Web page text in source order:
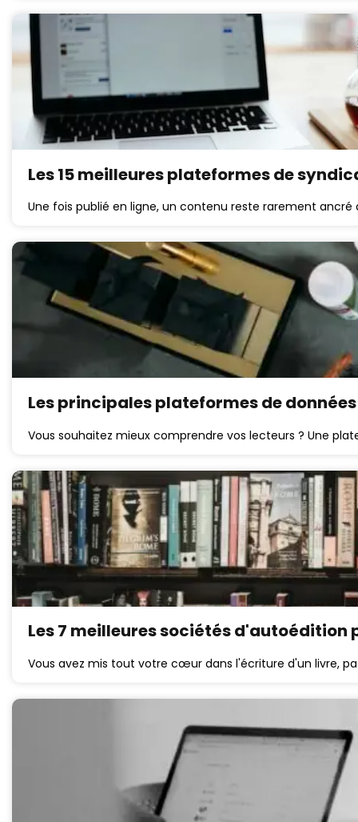
Les 15 meilleures plateformes de
Une fois publié en ligne, un contenu reste rarement ancré
Les principales plateformes de
Vous souhaitez mieux comprendre vos lecteurs ? Une
Les 7 meilleures sociétés d'autoédition
Vous avez mis tout votre cœur dans l'écriture d'un livre,